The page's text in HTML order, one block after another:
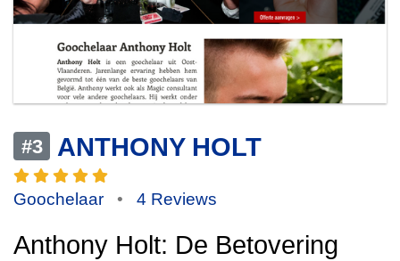
#3 ANTHONY HOLT
Goochelaar • 4 Reviews
Anthony Holt: De Betovering